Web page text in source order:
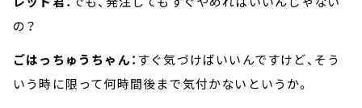
の？
ごはっちゅうちゃん： すぐ気づけばいいんですけど、そう
いう時に限って何時間後まで気付かないというか。